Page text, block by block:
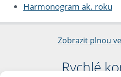
Harmonogram ak. roku
Zobrazit plnou
Rychlé